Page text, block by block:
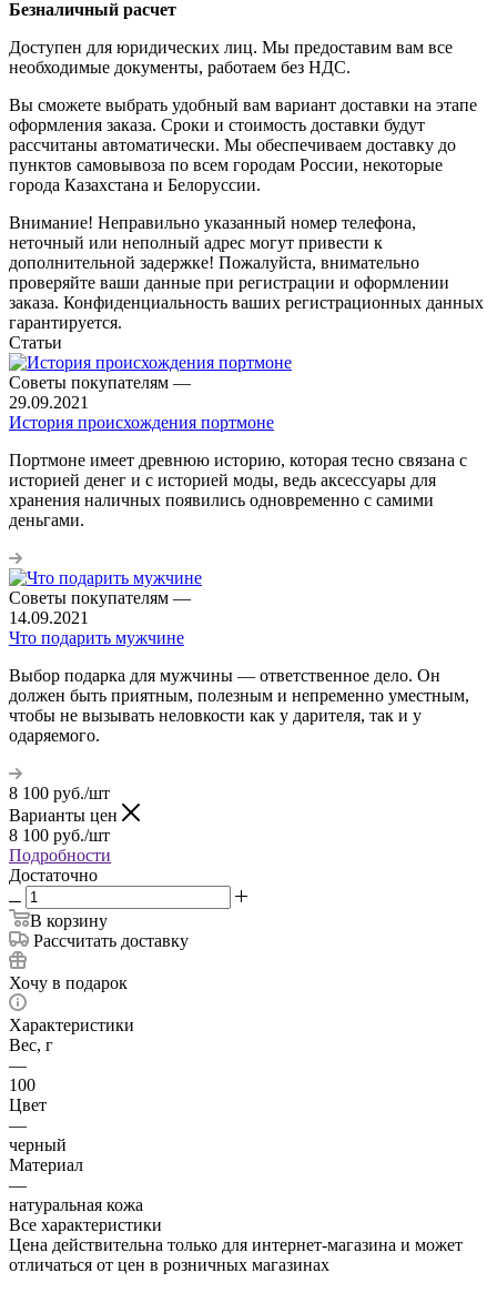
Безналичный расчет
Доступен для юридических лиц. Мы предоставим вам все
необходимые документы, работаем без НДС.
Вы сможете выбрать удобный вам вариант доставки на этапе
оформления заказа. Сроки и стоимость доставки будут
рассчитаны автоматически. Мы обеспечиваем доставку до
пунктов самовывоза по всем городам России, некоторые
города Казахстана и Белоруссии.
Внимание! Неправильно указанный номер телефона,
неточный или неполный адрес могут привести к
дополнительной задержке! Пожалуйста, внимательно
проверяйте ваши данные при регистрации и оформлении
заказа. Конфиденциальность ваших регистрационных данных
гарантируется.
Статьи
Советы покупателям —
29.09.2021
История происхождения портмоне
Портмоне имеет древнюю историю, которая тесно связана с
историей денег и с историей моды, ведь аксессуары для
хранения наличных появились одновременно с самими
деньгами.
Советы покупателям —
14.09.2021
Что подарить мужчине
Выбор подарка для мужчины — ответственное дело. Он
должен быть приятным, полезным и непременно уместным,
чтобы не вызывать неловкости как у дарителя, так и у
одаряемого.
8 100 руб./шт
Варианты цен
8 100 руб./шт
Подробности
Достаточно
В корзину
Рассчитать доставку
Хочу в подарок
Характеристики
Вес, г
—
100
Цвет
—
черный
Материал
—
натуральная кожа
Все характеристики
Цена действительна только для интернет-магазина и может
отличаться от цен в розничных магазинах